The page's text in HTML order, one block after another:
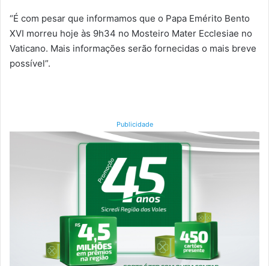
“É com pesar que informamos que o Papa Emérito Bento
XVI morreu hoje às 9h34 no Mosteiro Mater Ecclesiae no
Vaticano. Mais informações serão fornecidas o mais breve
possível”.
Publicidade